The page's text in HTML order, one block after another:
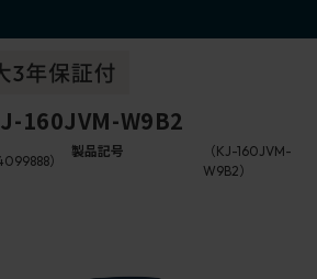
160JVM-W9B2
）
製品記号
（KJ-160JVM-
W9B2）